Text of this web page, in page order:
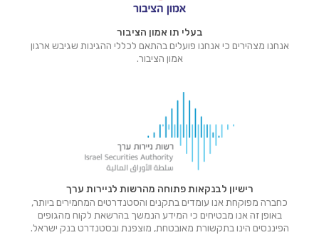
בעלי תו אמון הציבור
אנחנו מצהירים כי אנחנו פועלים בהתאם לכללי ההגינות שגיבש ארגון
אמון הציבור.
רישיון לבנקאות פתוחה מהרשות לניירות ערך
כחברה מפוקחת אנו עומדים בתקנים והסטנדרטים המחמירים ביותר,
באופן זה אנו מבטיחים כי המידע הנמשך בהרשאת לקוח מהגופים
הפיננסים הינו בתקשורת מאובטחת, מוצפנת ובסטנדרט בנק ישראל.